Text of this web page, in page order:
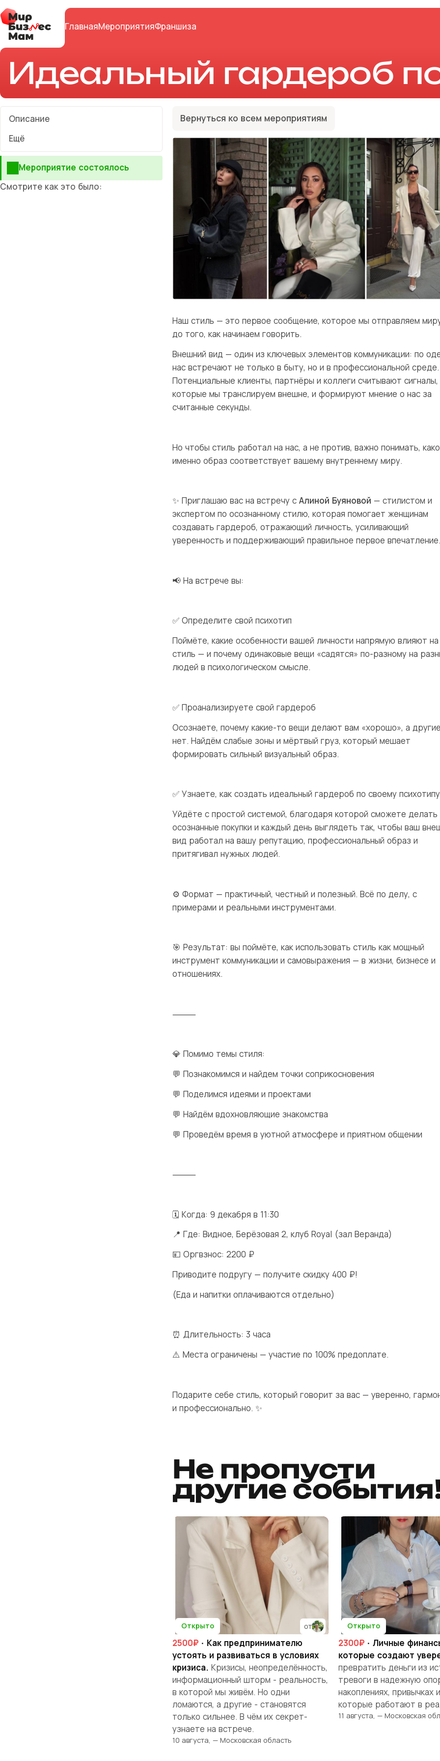
ГлавнаяМероприятияФраншиза
Идеальный гардероб
Описание
Ещё
Мероприятие состоялось
Смотрите как это было:
Вернуться ко всем мероприятиям
Наш стиль — это первое сообщение, которое мы отправляем
до того, как начинаем говорить.
Внешний вид — один из ключевых элементов коммуникации: по
нас встречают не только в быту, но и в профессиональной среде.
Потенциальные клиенты, партнёры и коллеги считывают сигналы,
которые мы транслируем внешне, и формируют мнение о нас за
считанные секунды.
Но чтобы стиль работал на нас, а не против, важно понимать,
именно образ соответствует вашему внутреннему миру.
✨ Приглашаю вас на встречу с Алиной Буяновой — стилистом и
экспертом по осознанному стилю, которая помогает женщинам
создавать гардероб, отражающий личность, усиливающий
уверенность и поддерживающий правильное первое впечатление.
📢 На встрече вы:
✅ Определите свой психотип
Поймёте, какие особенности вашей личности напрямую влияют на
стиль — и почему одинаковые вещи «садятся» по-разному на
людей в психологическом смысле.
✅ Проанализируете свой гардероб
Осознаете, почему какие-то вещи делают вам «хорошо», а
нет. Найдём слабые зоны и мёртвый груз, который мешает
формировать сильный визуальный образ.
✅ Узнаете, как создать идеальный гардероб по своему психотипу
Уйдёте с простой системой, благодаря которой сможете делать
осознанные покупки и каждый день выглядеть так, чтобы ваш
вид работал на вашу репутацию, профессиональный образ и
притягивал нужных людей.
⚙️ Формат — практичный, честный и полезный. Всё по делу, с
примерами и реальными инструментами.
🎯 Результат: вы поймёте, как использовать стиль как мощный
инструмент коммуникации и самовыражения — в жизни, бизнесе и
отношениях.
⸻
💎 Помимо темы стиля:
💬 Познакомимся и найдем точки соприкосновения
💬 Поделимся идеями и проектами
💬 Найдём вдохновляющие знакомства
💬 Проведём время в уютной атмосфере и приятном общении
⸻
🗓️ Когда: 9 декабря в 11:30
📍 Где: Видное, Берёзовая 2, клуб Royal (зал Веранда)
💴 Оргвзнос: 2200 ₽
Приводите подругу — получите скидку 400 ₽!
(Еда и напитки оплачиваются отдельно)
⏰ Длительность: 3 часа
⚠️ Места ограничены — участие по 100% предоплате.
Подарите себе стиль, который говорит за вас — уверенно,
и профессионально. ✨
Не пропусти
другие
Открыто от
2500₽ · Как предпринимателю
устоять и развиваться в условиях
кризиса. Кризисы, неопределённость,
информационный шторм - реальность,
в которой мы живём. Но одни
ломаются, а другие - становятся
только сильнее. В чём их секрет-
узнаете на встрече.
10 августа, — Московская область
Открыто
2300₽ · Личные
которые создают
превратить деньги из
тревоги в надежную
накоплениях, привычках
которые работают в
11 августа, — Московская